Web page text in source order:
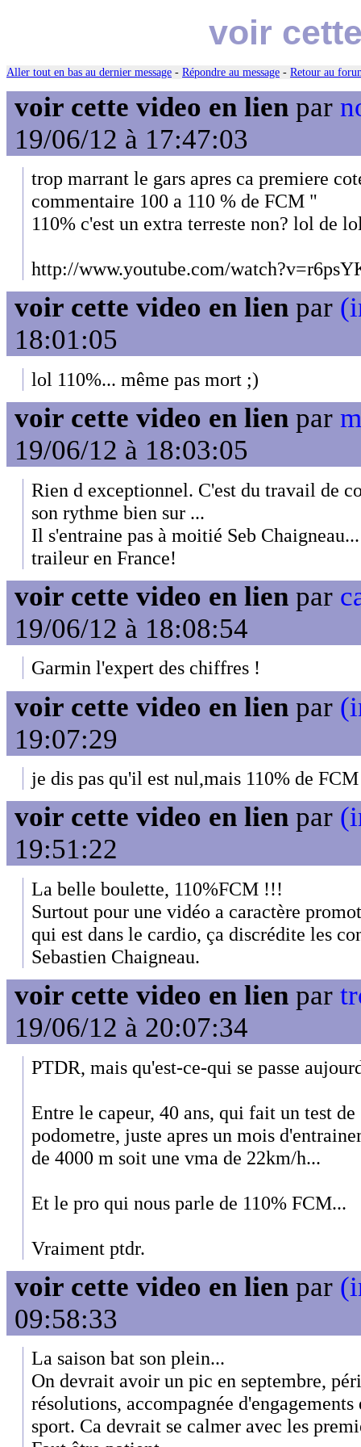
voir
Aller tout en bas au dernier message - Répondre au message - Retour au
voir cette video en lien par
19/06/12 à 17:47:03
trop marrant le gars apres ca premiere
commentaire 100 a 110 % de FCM "
110% c'est un extra terreste non? lol de
http://www.youtube.com/
voir cette video en lien par
18:01:05
lol 110%... même pas mort ;)
voir cette video en lien par
19/06/12 à 18:03:05
Rien d exceptionnel. C'est du travail de
son rythme bien sur ...
Il s'entraine pas à moitié Seb
traileur en France!
voir cette video en lien par
19/06/12 à 18:08:54
Garmin l'expert des chiffres !
voir cette video en lien par
19:07:29
je dis pas qu'il est nul,mais 110% de
voir cette video en lien par
19:51:22
La belle boulette, 110%FCM !!!
Surtout pour une vidéo a caractère
qui est dans le cardio, ça discrédite les
Sebastien Chaigneau.
voir cette video en lien par
19/06/12 à 20:07:34
PTDR, mais qu'est-ce-qui se passe
Entre le capeur, 40 ans, qui fait un test
podometre, juste apres un mois
de 4000 m soit une vma de 22km/h...
Et le pro qui nous parle de 110% FCM...
Vraiment ptdr.
voir cette video en lien par
09:58:33
La saison bat son plein...
On devrait avoir un pic en septembre,
résolutions, accompagnée
sport. Ca devrait se calmer avec les